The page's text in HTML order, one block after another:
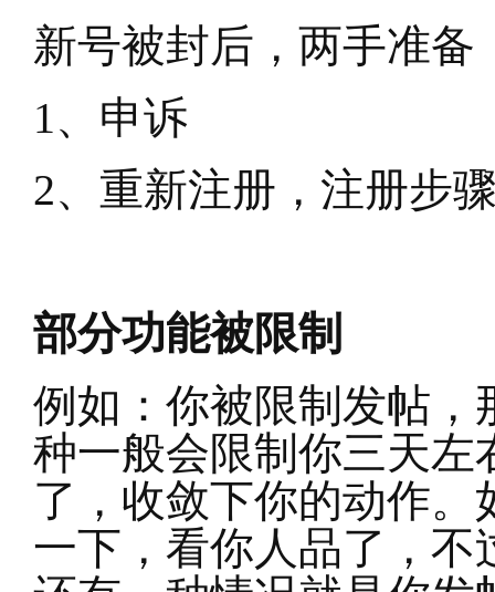
新号被封后，两手准备
1、申诉
2、重新注册，注册步
部分功能被限制
例如：你被限制发帖，
种一般会限制你三天左
了，收敛下你的动作
一下，看你人品了，